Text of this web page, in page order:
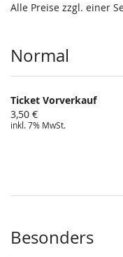
Alle Preise zzgl. einer
Produkte
Normal
Ticket Vorverkauf
3,50 €
inkl. 7% MwSt.
Besonders